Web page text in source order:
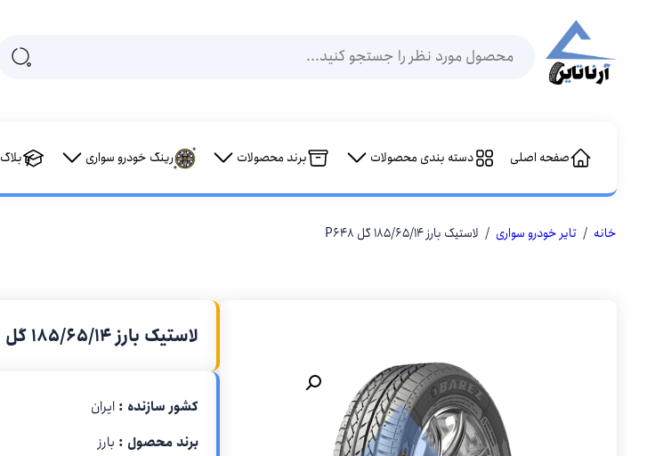
search
صفحه اصلی دسته بندی محصولات برند محصولات رینگ خودرو سواری بلاگ
خانه / تایر خودرو سواری / لاستیک بارز 185/65/14 گل P648
لاستیک بارز 185/65/14 گل P648
کشور سازنده : ایران
برند محصول : بارز